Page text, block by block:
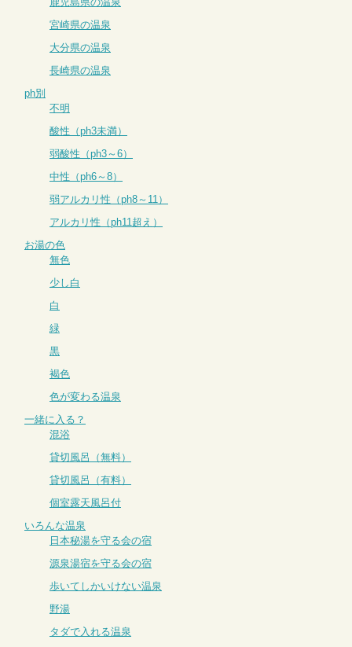
宮崎県の温泉
大分県の温泉
長崎県の温泉
ph別
不明
酸性（ph3未満）
弱酸性（ph3～6）
中性（ph6～8）
弱アルカリ性（ph8～11）
アルカリ性（ph11超え）
お湯の色
無色
少し白
白
緑
黒
褐色
色が変わる温泉
一緒に入る？
混浴
貸切風呂（無料）
貸切風呂（有料）
個室露天風呂付
いろんな温泉
日本秘湯を守る会の宿
源泉湯宿を守る会の宿
歩いてしかいけない温泉
野湯
タダで入れる温泉